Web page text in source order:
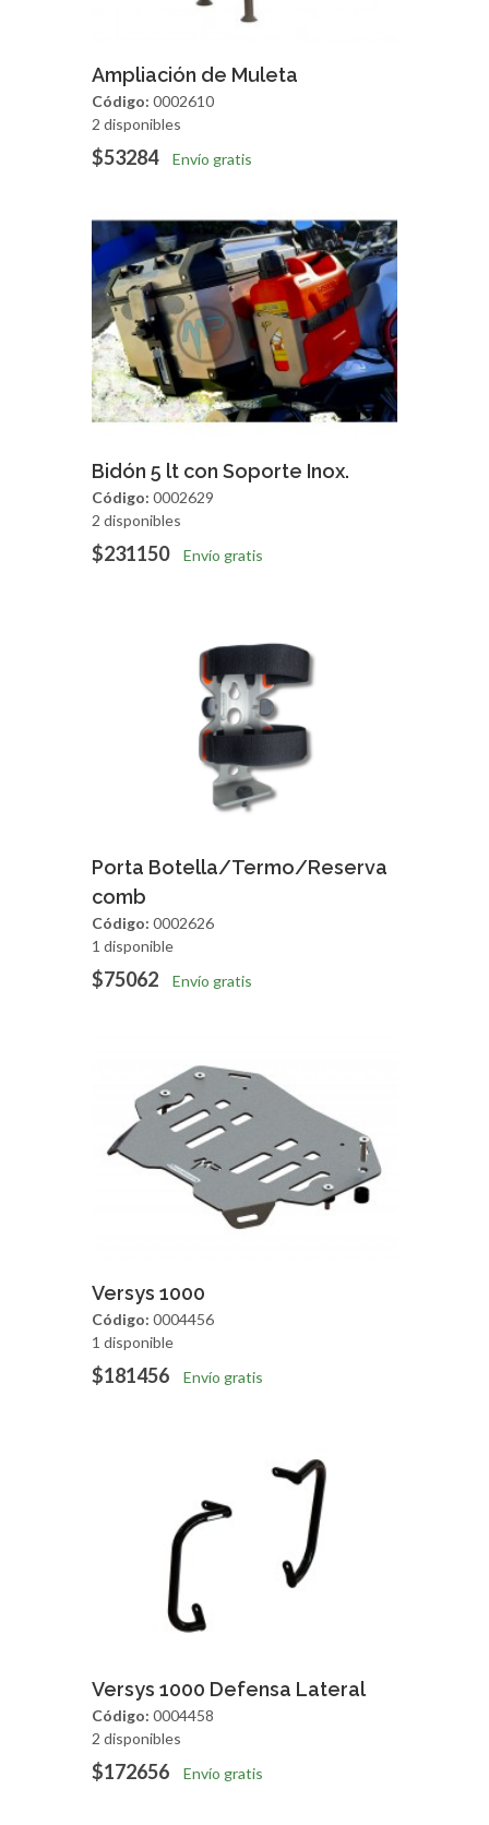
Agregar Vista Rapida
Ampliación de Muleta
Código: 0002610
2 disponibles
$53284 Envío gratis
Agregar Vista Rapida
Bidón 5 lt con Soporte Inox.
Código: 0002629
2 disponibles
$231150 Envío gratis
Agregar Vista Rapida
Porta Botella/Termo/Reserva
comb
Código: 0002626
1 disponible
$75062 Envío gratis
Agregar
Versys 1000
Código: 0004456
1 disponible
$181456 Envío gratis
Agregar Vista Rapida
Versys 1000 Defensa Lateral
Código: 0004458
2 disponibles
$172656 Envío gratis